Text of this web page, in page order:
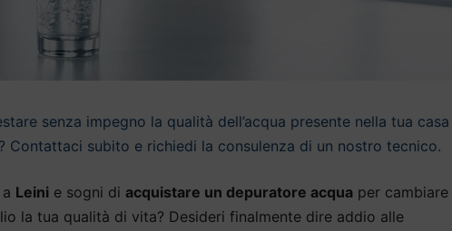
senza impegno la qualità dell’acqua presente nella tua casa
Contattaci subito e richiedi la consulenza di un nostro tecnico.
Leini e sogni di acquistare un depuratore acqua per cambiare
la tua qualità di vita? Desideri finalmente dire addio alle